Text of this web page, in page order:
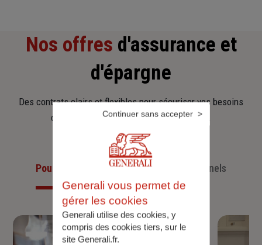
Nos offres d'assurance et
d'épargne
Des contrats clairs et flexibles pour sécuriser vos besoins
d’aujourd’hui et anticiper ceux de demain.
Pour les particuliersPour les professionnels
Generali vous permet de
gérer les cookies
Generali utilise des cookies, y
compris des cookies tiers, sur le
site Generali.fr.
Continuer sans accepter